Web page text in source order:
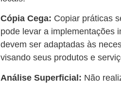
Cópia Cega: Copiar práticas
pode levar a implementações
devem ser adaptadas às
visando seus produtos e
Análise Superficial: Não